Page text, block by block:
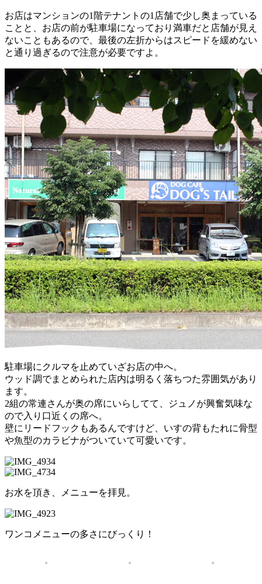
お店はマンションの1階テナントの1店舗で少し奥まっている
ことと、お店の前が駐車場になっており満車だと店舗が見え
ないこともあるので、最後の左折からはスピードを緩めない
と通り過ぎるので注意が必要ですよ。
駐車場にクルマを止めていざお店の中へ。
ウッド調でまとめられた店内は明るく落ちつた雰囲気があり
ます。
2組の常連さんが奥の席にいらしてて、ジュノが興奮気味な
ので入り口近くの席へ。
壁にリードフックもあるんですけど、いすの背もたれに骨型
や魚型のカラビナがついていて可愛いです。
お水を頂き、メニューを拝見。
ワンコメニューの多さにびっくり！